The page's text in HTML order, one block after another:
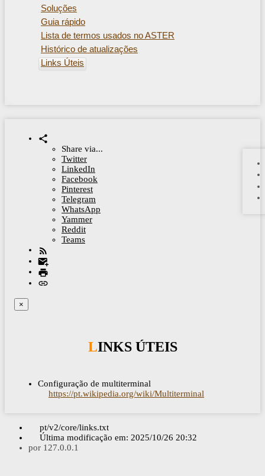
Soluções
Guia rápido
Lista de termos usados ​​no ASTER
Histórico de atualizações
Links Úteis
Share via...
Twitter
LinkedIn
Facebook
Pinterest
Telegram
WhatsApp
Yammer
Reddit
Teams
×
LINKS ÚTEIS
Configuração de multiterminal
https://pt.wikipedia.org/wiki/Multiterminal
pt/v2/core/links.txt
Última modificação em: 2025/10/26 20:32
por 127.0.0.1